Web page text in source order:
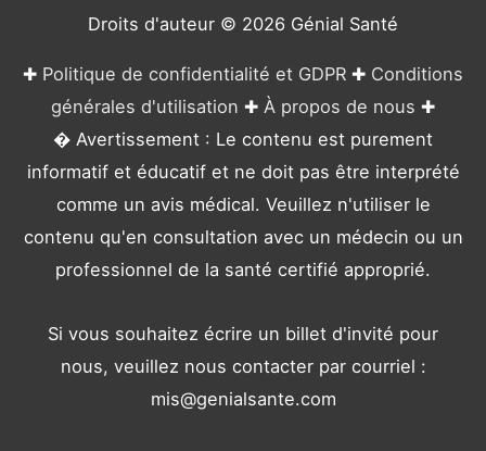
Droits d'auteur © 2026 Génial Santé
✚ Politique de confidentialité et GDPR ✚ Conditions
générales d'utilisation ✚ À propos de nous ✚
� Avertissement : Le contenu est purement
informatif et éducatif et ne doit pas être interprété
comme un avis médical. Veuillez n'utiliser le
contenu qu'en consultation avec un médecin ou un
professionnel de la santé certifié approprié.
Si vous souhaitez écrire un billet d'invité pour
nous, veuillez nous contacter par courriel :
mis@genialsante.com